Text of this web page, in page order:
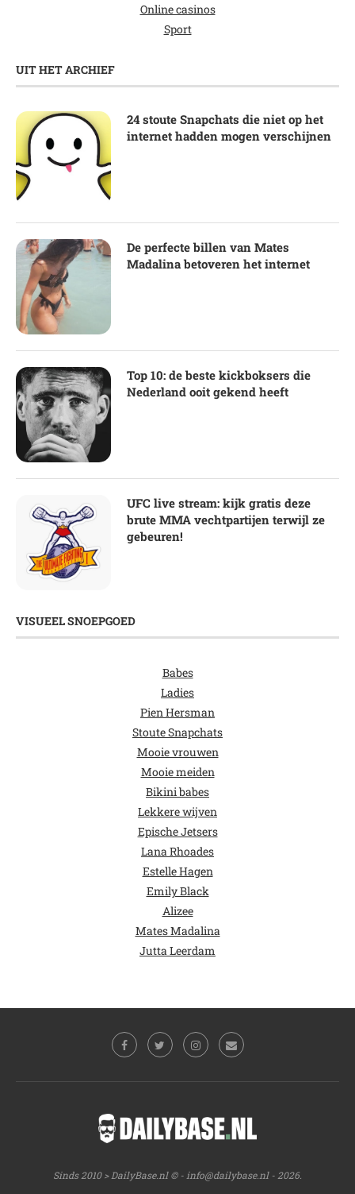
Online casinos
Sport
UIT HET ARCHIEF
24 stoute Snapchats die niet op het
internet hadden mogen verschijnen
De perfecte billen van Mates
Madalina betoveren het internet
Top 10: de beste kickboksers die
Nederland ooit gekend heeft
UFC live stream: kijk gratis deze
brute MMA vechtpartijen terwijl ze
gebeuren!
VISUEEL SNOEPGOED
Babes
Ladies
Pien Hersman
Stoute Snapchats
Mooie vrouwen
Mooie meiden
Bikini babes
Lekkere wijven
Epische Jetsers
Lana Rhoades
Estelle Hagen
Emily Black
Alizee
Mates Madalina
Jutta Leerdam
Sinds 2010 > DailyBase.nl © -info@dailybase.nl- 2026.